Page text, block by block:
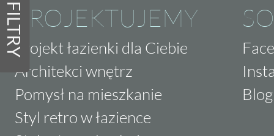
FILTRYPROJEKTUJEMY
Projekt łazienki dla Ciebie
Architekci wnętrz
Pomysł na mieszkanie
Styl retro w łazience
Blog